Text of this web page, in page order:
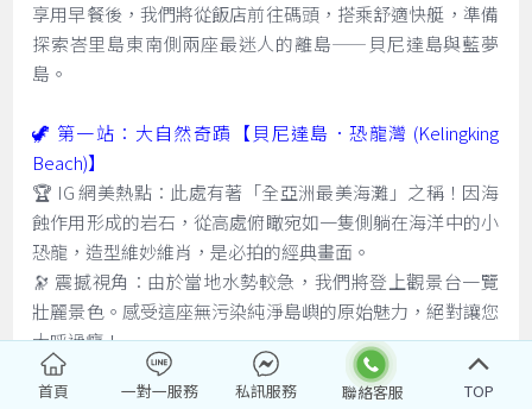
享用早餐後，我們將從飯店前往碼頭，搭乘舒適快艇，準備
探索峇里島東南側兩座最迷人的離島——貝尼達島與藍夢
島。
🦖 第一站：大自然奇蹟【貝尼達島．恐龍灣 (Kelingking
Beach)】
🏆 IG 網美熱點：此處有著「全亞洲最美海灘」之稱！因海
蝕作用形成的岩石，從高處俯瞰宛如一隻側躺在海洋中的小
恐龍，造型維妙維肖，是必拍的經典畫面。
🔭 震撼視角：由於當地水勢較急，我們將登上觀景台一覽
壯麗景色。感受這座無污染純淨島嶼的原始魅力，絕對讓您
大呼過癮！
🌴 第二站：下午前往【藍夢島 Lembongan Island】
首頁 一對一服務 私訊服務 TOP